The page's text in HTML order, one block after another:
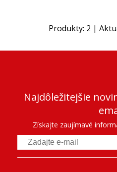
Produkty: 2 |
Najdôležitejšie
Získajte zaujímavé